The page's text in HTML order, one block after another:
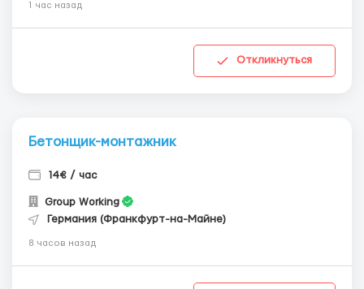
1 час назад
Откликнуться
Бетонщик-монтажник
14€ / час
Group Working
Германия (Франкфурт-на-Майне)
8 часов назад